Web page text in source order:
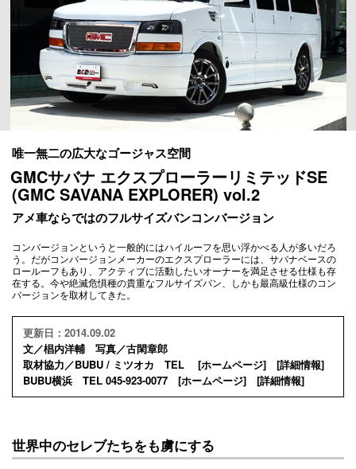
唯一無二の広大なゴージャス空間
GMCサバナ エクスプローラーリミテッドSE
(GMC SAVANA EXPLORER) vol.2
アメ車ならではのフルサイズバンコンバージョン
コンバージョンというと一般的にはハイルーフを思い浮かべる人が多いだろ
う。だがコンバージョンメーカーのエクスプローラーには、サバナベースの
ロールーフもあり、アクティブに活動したいオーナーを満足させる仕様も存
在する。今や絶滅危惧種の貴重なフルサイズバン、しかも最高級仕様のコン
バージョンを取材してきた。
更新日：2014.09.02
文／椙内洋輔 写真／古閑章郎
取材協力／BUBU / ミツオカ TEL [ホームページ] [詳細情報]
BUBU横浜 TEL 045-923-0077 [ホームページ] [詳細情報]
世界中のセレブたちをも虜にする